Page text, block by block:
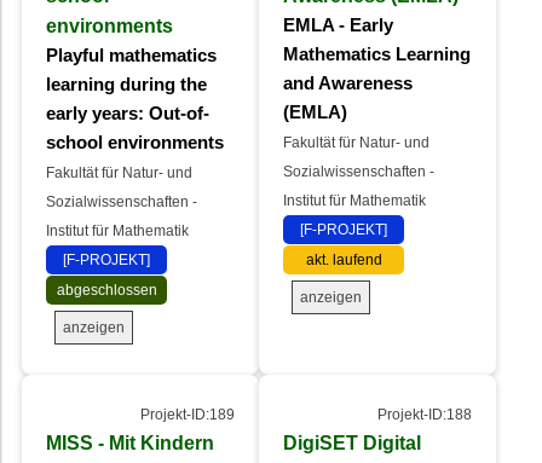
environments
Playful mathematics
learning during the
early years: Out-of-
school environments
Fakultät für Natur- und
Sozialwissenschaften -
Institut für Mathematik
[F-PROJEKT]
abgeschlossen
anzeigen
EMLA - Early
Mathematics Learning
and Awareness
(EMLA)
Fakultät für Natur- und
Sozialwissenschaften -
Institut für Mathematik
[F-PROJEKT]
akt. laufend
anzeigen
Projekt-ID:189
MISS - Mit Kindern
Projekt-ID:188
DigiSET Digital